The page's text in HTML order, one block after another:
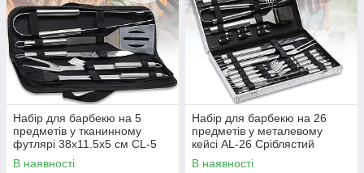
Набір для барбекю на 5
предметів у тканинному
футлярі 38х11.5х5 см CL-5
В наявності
Набір для барбекю на 26
предметів у металевому
кейсі AL-26 Сріблястий
В наявності